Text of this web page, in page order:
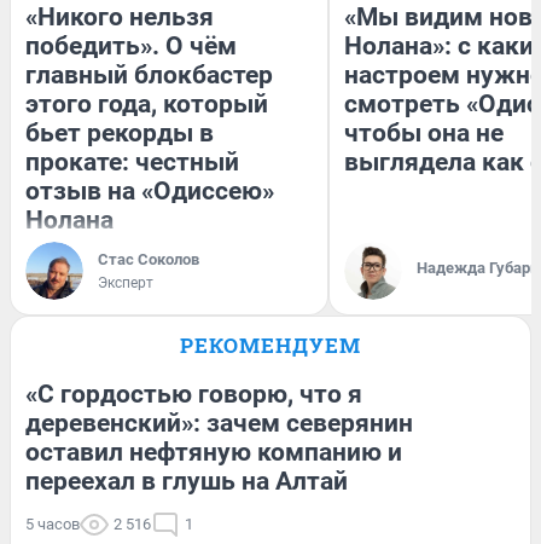
«Никого нельзя
победить». О чём
главный блокбастер
этого года, который
бьет рекорды в
прокате: честный
отзыв на «Одиссею»
Нолана
Стас Соколов
Эксперт
«Мы видим
Нолана»: с
настроем
смотреть
чтобы она не
выглядела как
Надежда Губарь
РЕКОМЕНДУЕМ
«С гордостью говорю, что я
деревенский»: зачем северянин
оставил нефтяную компанию и
переехал в глушь на Алтай
5 часов 2 516 1